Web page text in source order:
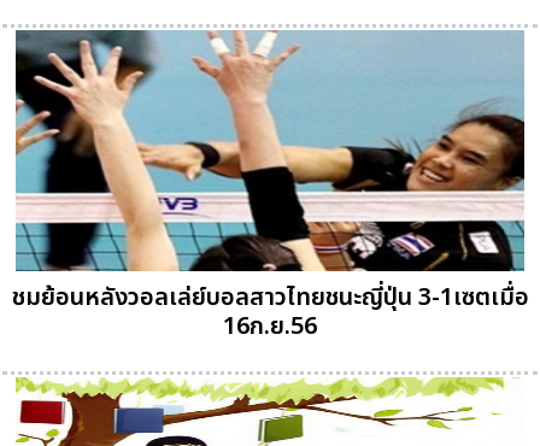
ชมย้อนหลังวอลเล่ย์บอลสาวไทยชนะญี่ปุ่น 3-1เซตเมื่อ
16ก.ย.56